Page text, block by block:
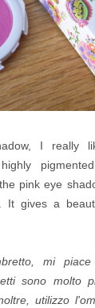
I really
pink eye
It gives a
mi piace
sono molto
utilizzo